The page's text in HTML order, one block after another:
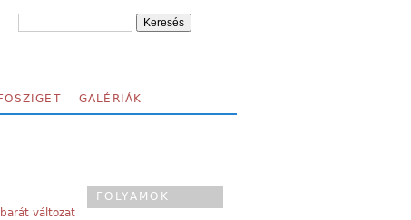
GALÉRIÁK
változat
FOLYAMOK